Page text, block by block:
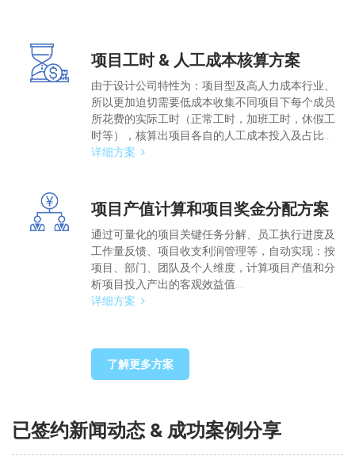
项目工时 & 人工成本核算方案
由于设计公司特性为：项目型及高人力成本行业、
所以更加迫切需要低成本收集不同项目下每个成员
所花费的实际工时（正常工时，加班工时，休假工
时等），核算出项目各自的人工成本投入及占比...
详细方案
项目产值计算和项目奖金分配方案
通过可量化的项目关键任务分解、员工执行进度及
工作量反馈、项目收支利润管理等，自动实现：按
项目、部门、团队及个人维度，计算项目产值和分
析项目投入产出的客观效益值...
详细方案
了解更多方案
已签约新闻动态 & 成功案例分享